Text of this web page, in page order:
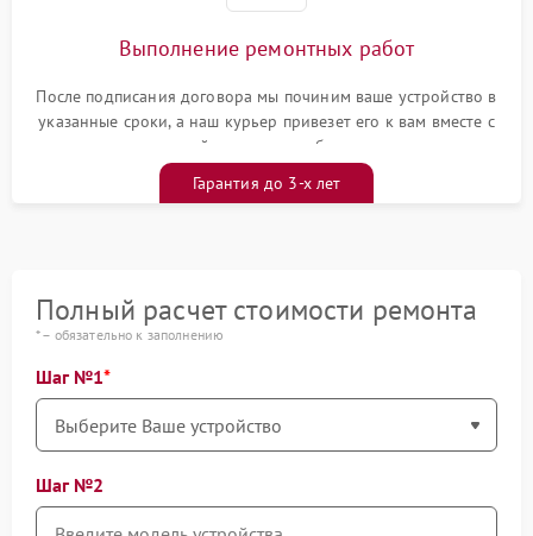
Выполнение ремонтных работ
После подписания договора мы починим ваше устройство в
указанные сроки, а наш курьер привезет его к вам вместе с
гарантийным талоном бесплатно
Гарантия до 3-х лет
Полный расчет стоимости ремонта
* – обязательно к заполнению
Шаг №1
Шаг №2